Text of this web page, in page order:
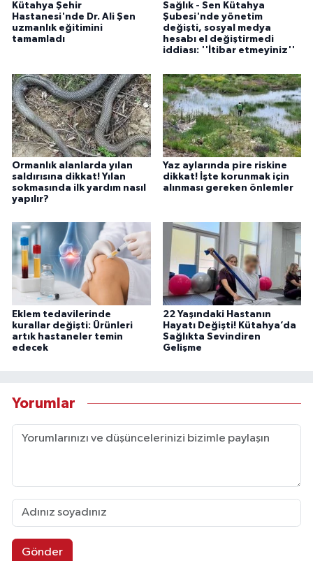
Kütahya Şehir
Hastanesi'nde Dr. Ali Şen
uzmanlık eğitimini
tamamladı
Sağlık - Sen Kütahya
Şubesi'nde yönetim
değişti, sosyal medya
hesabı el değiştirmedi
iddiası: ''İtibar etmeyiniz''
Ormanlık alanlarda yılan
saldırısına dikkat! Yılan
sokmasında ilk yardım nasıl
yapılır?
Yaz aylarında pire riskine
dikkat! İşte korunmak için
alınması gereken önlemler
Eklem tedavilerinde
kurallar değişti: Ürünleri
artık hastaneler temin
edecek
22 Yaşındaki Hastanın
Hayatı Değişti! Kütahya’da
Sağlıkta Sevindiren
Gelişme
Yorumlar
Gönder